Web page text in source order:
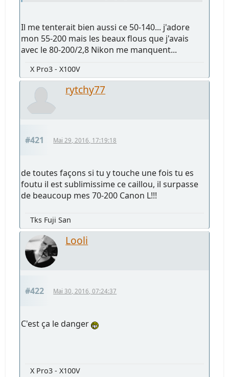
Il me tenterait bien aussi ce 50-140... j'adore
mon 55-200 mais les beaux flous que j'avais
avec le 80-200/2,8 Nikon me manquent...
X Pro3 - X100V
rytchy77
#421 Mai 29, 2016, 17:19:18
de toutes façons si tu y touche une fois tu es
foutu il est sublimissime ce caillou, il surpasse
de beaucoup mes 70-200 Canon L!!!
Tks Fuji San
Looli
#422 Mai 30, 2016, 07:24:37
C'est ça le danger
X Pro3 - X100V